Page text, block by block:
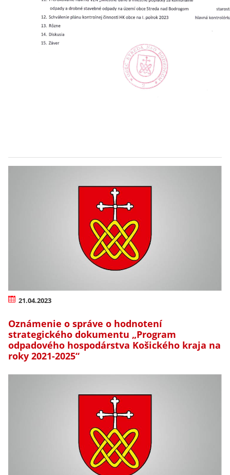
21.04.2023
Oznámenie o správe o hodnotení
strategického dokumentu „Program
odpadového hospodárstva Košického kraja na
roky 2021-2025“